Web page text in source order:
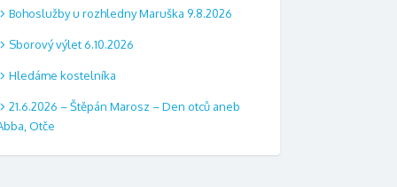
Bohoslužby u rozhledny Maruška 9.8.2026
Sborový výlet 6.10.2026
Hledáme kostelníka
21.6.2026 – Štěpán Marosz – Den otců aneb
Otče